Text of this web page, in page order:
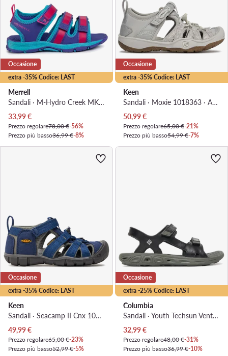
extra -35% Codice: LAST
Occasione
Merrell
Sandali · M-Hydro Creek MK162389 · Viola
Prezzo attuale
33,99€
Prezzo regolare78,00 €-56%
Prezzo più basso36,99 €-8%
extra -35% Codice: LAST
Occasione
Keen
Sandali · Moxie 1018363 · Argento
Prezzo attuale
50,99€
Prezzo regolare65,00 €-21%
Prezzo più basso54,99 €-7%
extra -35% Codice: LAST
Occasione
Keen
Sandali · Seacamp II Cnx 1010088 · Blu scuro
Prezzo attuale
49,99€
Prezzo regolare65,00 €-23%
Prezzo più basso52,99 €-5%
extra -25% Codice: LAST
Occasione
Columbia
Sandali · Youth Techsun Vent BY4566 · Nero
Prezzo attuale
32,99€
Prezzo regolare48,00 €-31%
Prezzo più basso36,99 €-10%